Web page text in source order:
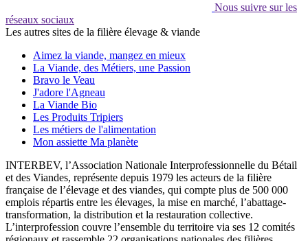
Nous suivre sur les
réseaux sociaux
Les autres sites de la filière élevage & viande
Aimez la viande, mangez en mieux
La Viande, des Métiers, une Passion
Bravo le Veau
J'adore l'Agneau
La Viande Bio
Les Produits Tripiers
Les métiers de l'alimentation
Mon assiette Ma planète
INTERBEV, l’Association Nationale Interprofessionnelle du Bétail
et des Viandes, représente depuis 1979 les acteurs de la filière
française de l’élevage et des viandes, qui compte plus de 500 000
emplois répartis entre les élevages, la mise en marché, l’abattage-
transformation, la distribution et la restauration collective.
L’interprofession couvre l’ensemble du territoire via ses 12 comités